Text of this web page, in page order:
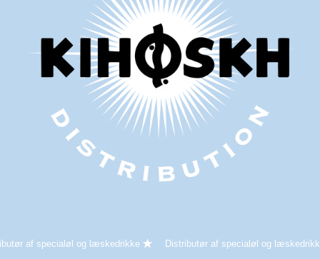
af specialøl og læskedrikke Distributør af specialøl og